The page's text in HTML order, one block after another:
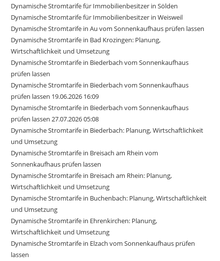
Dynamische Stromtarife für Immobilienbesitzer in Sölden
Dynamische Stromtarife für Immobilienbesitzer in Weisweil
Dynamische Stromtarife in Au vom Sonnenkaufhaus prüfen lassen
Dynamische Stromtarife in Bad Krozingen: Planung,
Wirtschaftlichkeit und Umsetzung
Dynamische Stromtarife in Biederbach vom Sonnenkaufhaus
prüfen lassen
Dynamische Stromtarife in Biederbach vom Sonnenkaufhaus
prüfen lassen 19.06.2026 16:09
Dynamische Stromtarife in Biederbach vom Sonnenkaufhaus
prüfen lassen 27.07.2026 05:08
Dynamische Stromtarife in Biederbach: Planung, Wirtschaftlichkeit
und Umsetzung
Dynamische Stromtarife in Breisach am Rhein vom
Sonnenkaufhaus prüfen lassen
Dynamische Stromtarife in Breisach am Rhein: Planung,
Wirtschaftlichkeit und Umsetzung
Dynamische Stromtarife in Buchenbach: Planung, Wirtschaftlichkeit
und Umsetzung
Dynamische Stromtarife in Ehrenkirchen: Planung,
Wirtschaftlichkeit und Umsetzung
Dynamische Stromtarife in Elzach vom Sonnenkaufhaus prüfen
lassen